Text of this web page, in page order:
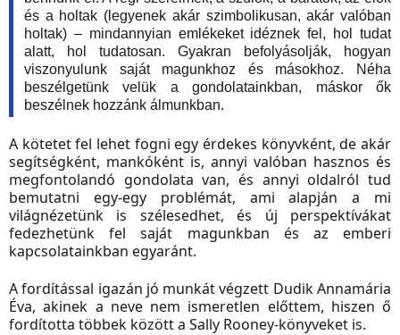
és a holtak (legyenek akár szimbolikusan, akár valóban
holtak) – mindannyian emlékeket idéznek fel, hol tudat
alatt, hol tudatosan. Gyakran befolyásolják, hogyan
viszonyulunk saját magunkhoz és másokhoz. Néha
beszélgetünk velük a gondolatainkban, máskor ők
beszélnek hozzánk álmunkban.
A kötetet fel lehet fogni egy érdekes könyvként, de akár
segítségként, mankóként is, annyi valóban hasznos és
megfontolandó gondolata van, és annyi oldalról tud
bemutatni egy-egy problémát, ami alapján a mi
világnézetünk is szélesedhet, és új perspektívákat
fedezhetünk fel saját magunkban és az emberi
kapcsolatainkban egyaránt.
A fordítással igazán jó munkát végzett Dudik Annamária
Éva, akinek a neve nem ismeretlen előttem, hiszen ő
fordította többek között a Sally Rooney-könyveket is.